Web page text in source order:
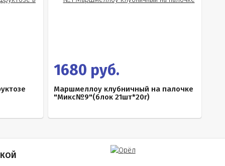
1680 руб.
Маршмеллоу клубничный на палочке
"Микс№9"(блок 21шт*20г)